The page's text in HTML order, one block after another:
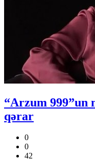
“Arzum 999”un
qərar
0
0
42